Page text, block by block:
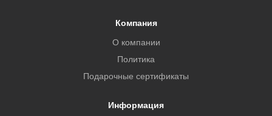
Компания
О компании
Политика
Подарочные сертификаты
Информация